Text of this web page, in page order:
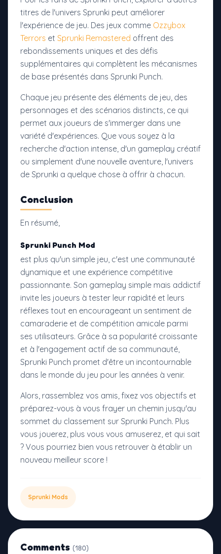
titres de l'univers Sprunki peut améliorer
l'expérience de jeu. Des jeux comme Ozzybox
Terrors et Sprunki Remastered offrent des
rebondissements uniques et des défis
supplémentaires qui complètent les mécanismes
de base présentés dans Sprunki Punch.
Chaque jeu présente des éléments de jeu, des
personnages et des scénarios distincts, ce qui
permet aux joueurs de s'immerger dans une
variété d'expériences. Que vous soyez à la
recherche d'action intense, d'un gameplay créatif
ou simplement d'une nouvelle aventure, l'univers
de Sprunki a quelque chose à offrir à chacun.
Conclusion
En résumé,
Sprunki Punch Mod
est plus qu'un simple jeu, c'est une communauté
dynamique et une expérience compétitive
passionnante. Son gameplay simple mais addictif
invite les joueurs à tester leur rapidité et leurs
réflexes tout en encourageant un sentiment de
camaraderie et de compétition amicale parmi
ses utilisateurs. Grâce à sa popularité croissante
et à l'engagement actif de sa communauté,
Sprunki Punch promet d'être un incontournable
dans le monde du jeu pour les années à venir.
Alors, rassemblez vos amis, fixez vos objectifs et
préparez-vous à vous frayer un chemin jusqu'au
sommet du classement sur Sprunki Punch. Plus
vous jouerez, plus vous vous amuserez, et qui sait
? Vous pourriez bien vous retrouver à établir un
nouveau meilleur score !
Sprunki Mods
Comments (180)